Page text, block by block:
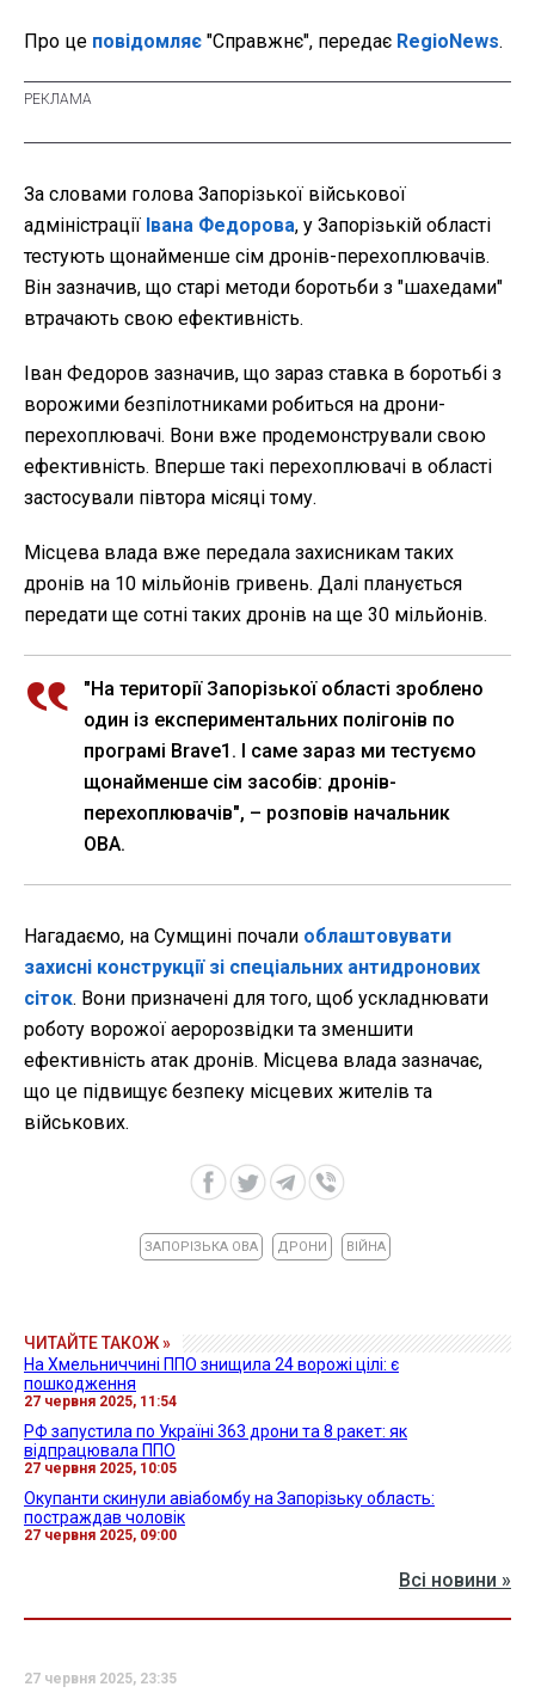
Про це повідомляє "Справжнє", передає RegioNews.
За словами голова Запорізької військової
адміністрації Івана Федорова, у Запорізькій області
тестують щонайменше сім дронів-перехоплювачів.
Він зазначив, що старі методи боротьби з "шахедами"
втрачають свою ефективність.
Іван Федоров зазначив, що зараз ставка в боротьбі з
ворожими безпілотниками робиться на дрони-
перехоплювачі. Вони вже продемонстрували свою
ефективність. Вперше такі перехоплювачі в області
застосували півтора місяці тому.
Місцева влада вже передала захисникам таких
дронів на 10 мільйонів гривень. Далі планується
передати ще сотні таких дронів на ще 30 мільйонів.
"На території Запорізької області зроблено
один із експериментальних полігонів по
програмі Brave1. І саме зараз ми тестуємо
щонайменше сім засобів: дронів-
перехоплювачів", – розповів начальник
ОВА.
Нагадаємо, на Сумщині почали облаштовувати
захисні конструкції зі спеціальних антидронових
сіток. Вони призначені для того, щоб ускладнювати
роботу ворожої аеророзвідки та зменшити
ефективність атак дронів. Місцева влада зазначає,
що це підвищує безпеку місцевих жителів та
військових.
ЗАПОРІЗЬКА ОВА ДРОНИ ВІЙНА
ЧИТАЙТЕ ТАКОЖ »
На Хмельниччині ППО знищила 24 ворожі цілі: є
пошкодження
27 червня 2025, 11:54
РФ запустила по Україні 363 дрони та 8 ракет: як
відпрацювала ППО
27 червня 2025, 10:05
Окупанти скинули авіабомбу на Запорізьку область:
постраждав чоловік
27 червня 2025, 09:00
Всі новини »
27 червня 2025, 23:35